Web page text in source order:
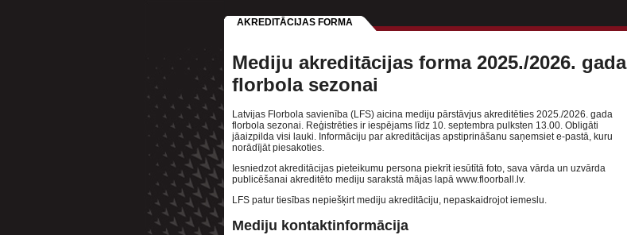
AKREDITĀCIJAS FORMA
Mediju akreditācijas forma 2025./2026. gada
florbola sezonai
Latvijas Florbola savienība (LFS) aicina mediju pārstāvjus akreditēties 2025./2026. gada
florbola sezonai. Reģistrēties ir iespējams līdz 10. septembra pulksten 13.00. Obligāti
jāaizpilda visi lauki. Informāciju par akreditācijas apstiprināšanu saņemsiet e-pastā, kuru
norādījāt piesakoties.
Iesniedzot akreditācijas pieteikumu persona piekrīt iesūtītā foto, sava vārda un uzvārda
publicēšanai akreditēto mediju sarakstā mājas lapā www.floorball.lv.
LFS patur tiesības nepiešķirt mediju akreditāciju, nepaskaidrojot iemeslu.
Mediju kontaktinformācija